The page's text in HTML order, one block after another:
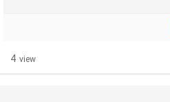
4 view